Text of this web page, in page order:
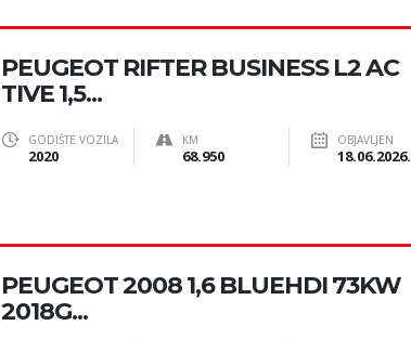
PEUGEOT RIFTER BUSINESS L2 AC
TIVE 1,5...
GODIŠTE VOZILA
2020
KM
68.950
OBJAVLJEN
18.06.2026.
PEUGEOT 2008 1,6 BLUEHDI 73KW
2018G...